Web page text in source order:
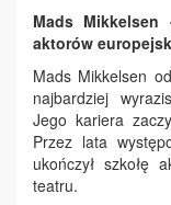
Mads
aktorów
Mads Mikkelsen
najbardziej
Jego kariera
Przez lata
ukończył szkołę
teatru.